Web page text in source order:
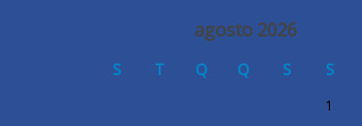
agosto 2026
S T Q Q S S
1